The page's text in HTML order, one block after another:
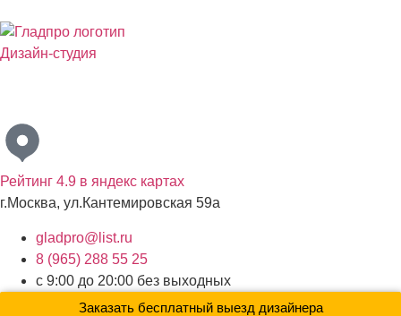
Дизайн-студия
Рейтинг 4.9 в яндекс картах
г.Москва, ул.Кантемировская 59а
gladpro@list.ru
8 (965) 288 55 25
с 9:00 до 20:00 без выходных
Заказать бесплатный выезд дизайнера